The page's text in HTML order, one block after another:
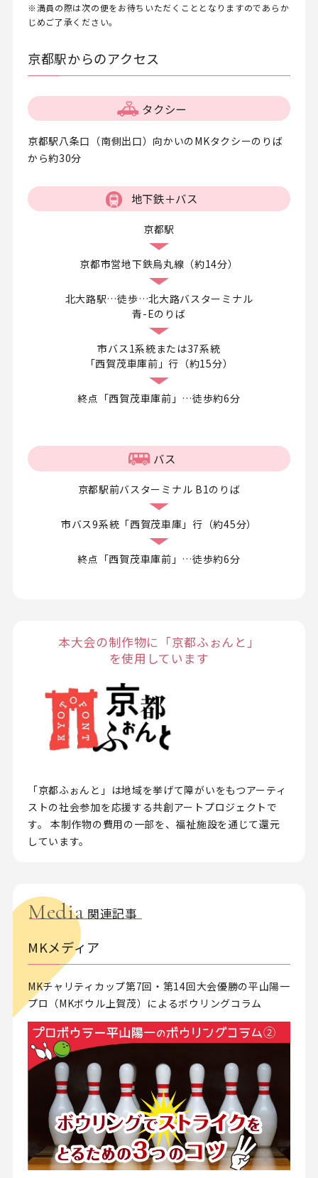
※満員の際は次の便をお待ちいただくこととなりますのであらか
じめご了承ください。
京都駅からのアクセス
タクシー
京都駅八条口（南側出口）向かいのMKタクシーのりば
から約30分
地下鉄＋バス
京都駅
京都市営地下鉄烏丸線（約14分）
北大路駅…徒歩…北大路バスターミナル
青-Eのりば
市バス1系統または37系統
「西賀茂車庫前」行（約15分）
終点「西賀茂車庫前」…徒歩約6分
バス
京都駅前バスターミナル B1のりば
市バス9系統「西賀茂車庫」行（約45分）
終点「西賀茂車庫前」…徒歩約6分
本大会の制作物に「京都ふぉんと」
を使用しています
「京都ふぉんと」は地域を挙げて障がいをもつアーティ
ストの社会参加を応援する共創アートプロジェクトで
す。 本制作物の費用の一部を、福祉施設を通じて還元
しています。
Media 関連記事
MKメディア
MKチャリティカップ第7回・第14回大会優勝の平山陽一
プロ（MKボウル上賀茂）によるボウリングコラム